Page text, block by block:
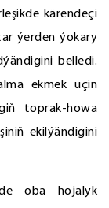
kärendeçi
ýerden ýokary
belledi.
ekmek üçin
toprak-howa
ekilýändigini
oba hojalyk